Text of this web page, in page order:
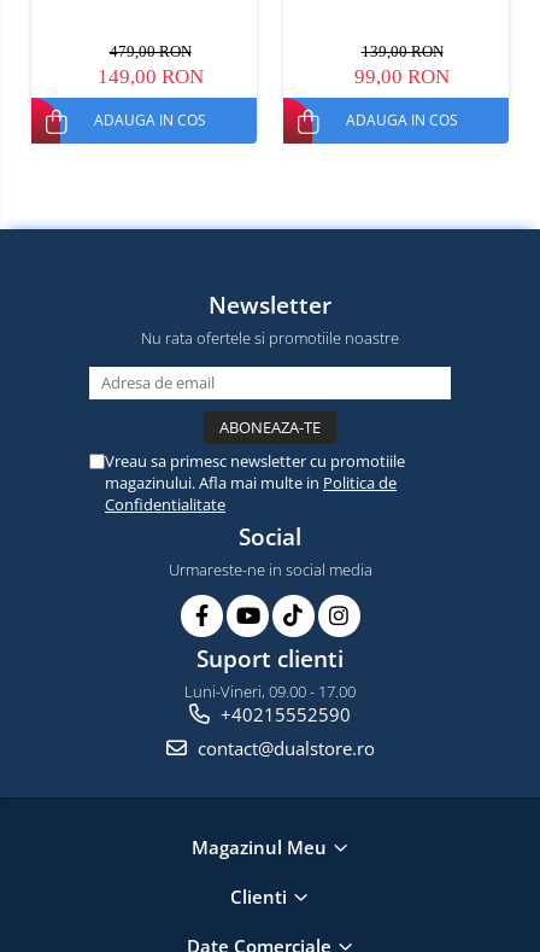
479,00 RON
149,00 RON
ADAUGA IN COS
139,00 RON
99,00 RON
ADAUGA IN COS
Newsletter
Nu rata ofertele si promotiile noastre
Vreau sa primesc newsletter cu promotiile
magazinului. Afla mai multe in Politica de
Confidentialitate
Social
Urmareste-ne in social media
Suport clienti
Luni-Vineri, 09.00 - 17.00
+40215552590
contact@dualstore.ro
Magazinul Meu
Clienti
Date Comerciale